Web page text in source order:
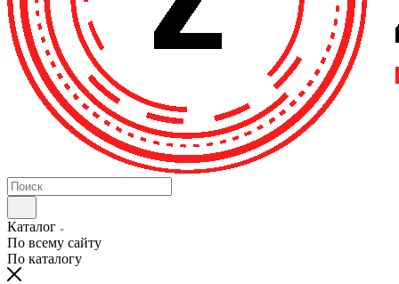
Каталог
По всему сайту
По каталогу